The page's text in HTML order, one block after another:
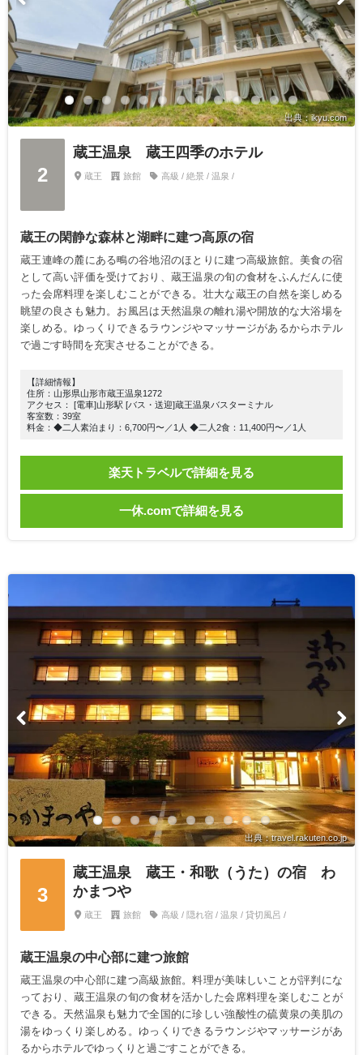
出典：ikyu.com
2
蔵王温泉 蔵王四季のホテル
蔵王 旅館 高級 / 絶景 / 温泉 /
蔵王の閑静な森林と湖畔に建つ高原の宿
蔵王連峰の麓にある鴫の谷地沼のほとりに建つ高級旅館。美食の宿
として高い評価を受けており、蔵王温泉の旬の食材をふんだんに使
った会席料理を楽しむことができる。壮大な蔵王の自然を楽しめる
眺望の良さも魅力。お風呂は天然温泉の離れ湯や開放的な大浴場を
楽しめる。ゆっくりできるラウンジやマッサージがあるからホテル
で過ごす時間を充実させることができる。
【詳細情報】
住所：山形県山形市蔵王温泉1272
アクセス： [電車]山形駅 [バス・送迎]蔵王温泉バスターミナル
客室数：39室
料金：◆二人素泊まり：6,700円〜／1人 ◆二人2食：11,400円〜／1人
楽天トラベルで詳細を見る
一休.comで詳細を見る
出典：travel.rakuten.co.jp
3
蔵王温泉 蔵王・和歌（うた）の宿 わ
かまつや
蔵王 旅館 高級 / 隠れ宿 / 温泉 / 貸切風呂 /
蔵王温泉の中心部に建つ旅館
蔵王温泉の中心部に建つ高級旅館。料理が美味しいことが評判にな
っており、蔵王温泉の旬の食材を活かした会席料理を楽しむことが
できる。天然温泉も魅力で全国的に珍しい強酸性の硫黄泉の美肌の
湯をゆっくり楽しめる。ゆっくりできるラウンジやマッサージがあ
るからホテルでゆっくりと過ごすことができる。